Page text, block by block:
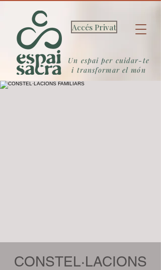
Accés Privat
Un espai per cuidar-te
i transformar el món
CONSTEL·LACIONS